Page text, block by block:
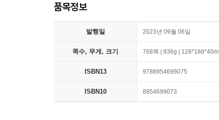
품목정보
발행일 2023년 09월 06일
쪽수, 무게, 크기 768쪽 | 836g |
ISBN13 9788954699075
ISBN10 8954699073